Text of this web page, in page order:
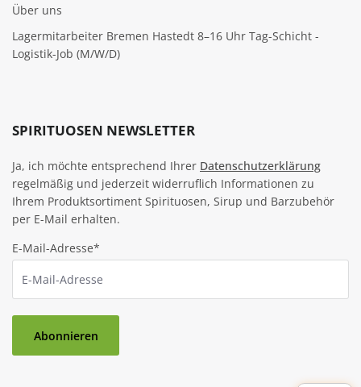
Über uns
Lagermitarbeiter Bremen Hastedt 8–16 Uhr Tag-Schicht -
Logistik-Job (M/W/D)
SPIRITUOSEN NEWSLETTER
Ja, ich möchte entsprechend Ihrer Datenschutzerklärung
regelmäßig und jederzeit widerruflich Informationen zu
Ihrem Produktsortiment Spirituosen, Sirup und Barzubehör
per E-Mail erhalten.
E-Mail-Adresse*
Abonnieren